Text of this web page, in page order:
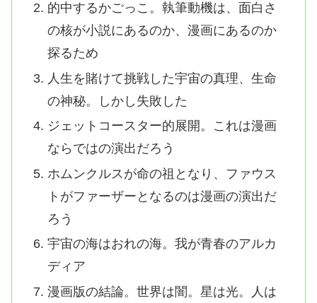
的中するかごっこ。執筆動機は、面白さ
の核が小説にあるのか、漫画にあるのか
探るため
人生を賭けて挑戦した宇宙の真理、生命
の神秘。しかし失敗した
ジェットコースター的展開。これは漫画
ならではの演出だろう
ホムンクルスが命の祖となり、ファウス
トがファーザーとなるのは漫画の演出だ
ろう
宇宙の海はおれの海。我が青春のアルカ
ディア
漫画版の結論。世界は闇。星は光。人は